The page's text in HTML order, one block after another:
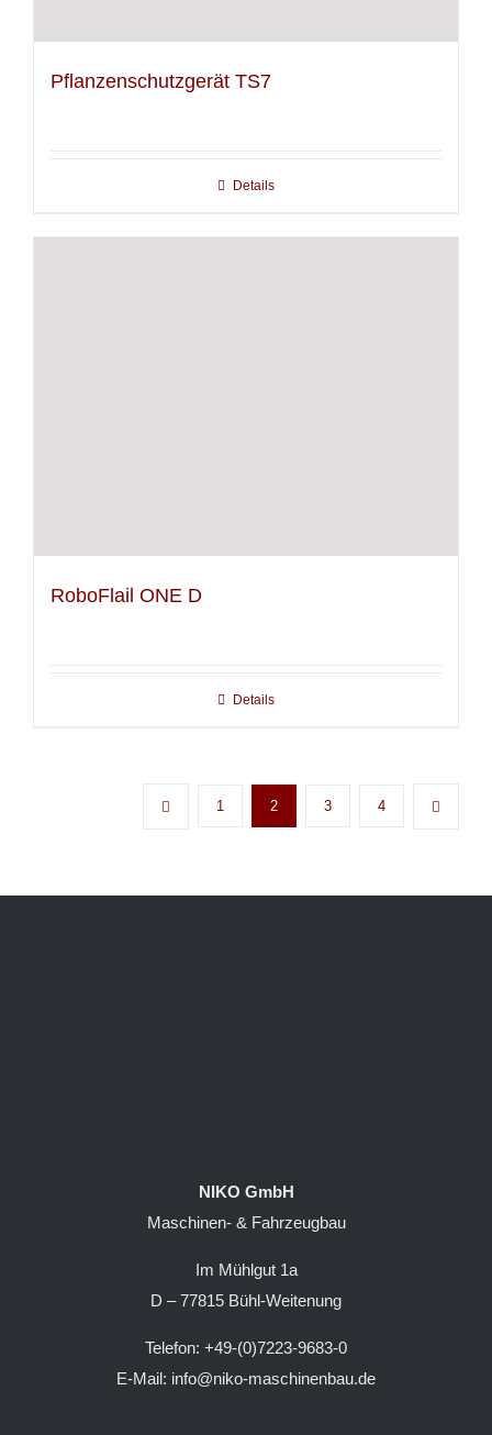
Pflanzenschutzgerät TS7
Details
RoboFlail ONE D
Details
1 2 3 4
NIKO GmbH
Maschinen- & Fahrzeugbau
Im Mühlgut 1a
D – 77815 Bühl-Weitenung
Telefon: +49-(0)7223-9683-0
E-Mail: info@niko-maschinenbau.de